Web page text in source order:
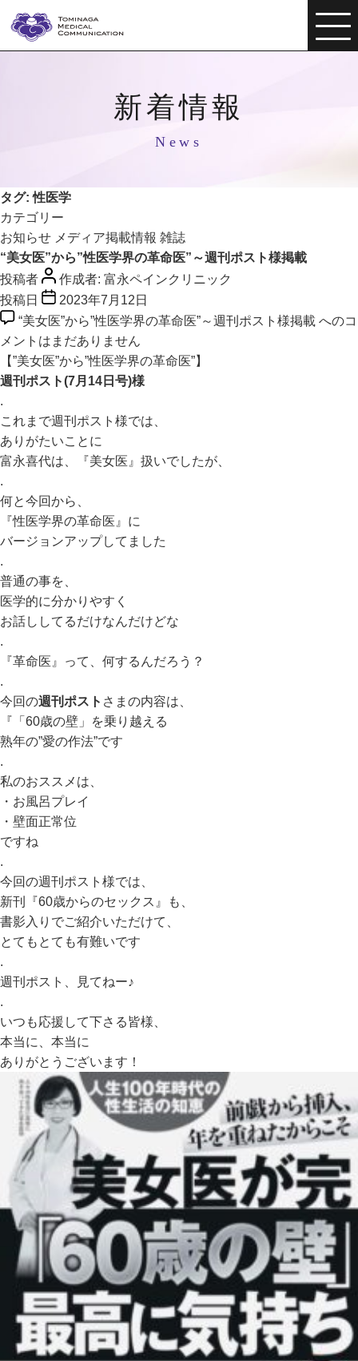
新着情報
News
タグ: 性医学
カテゴリー
お知らせ メディア掲載情報 雑誌
“美女医”から”性医学界の革命医”～週刊ポスト様掲載
投稿者
作成者: 富永ペインクリニック
投稿日
2023年7月12日
“美女医”から”性医学界の革命医”～週刊ポスト様掲載 へのコ
メントはまだありません
【”美女医”から”性医学界の革命医”】
週刊ポスト(7月14日号)様
.
これまで週刊ポスト様では、
ありがたいことに
富永喜代は、『美女医』扱いでしたが、
.
何と今回から、
『性医学界の革命医』に
バージョンアップしてました
.
普通の事を、
医学的に分かりやすく
お話ししてるだけなんだけどな
.
『革命医』って、何するんだろう？
.
今回の週刊ポスト さまの内容は、
『「60歳の壁」を乗り越える
熟年の”愛の作法”です
.
私のおススメは、
・お風呂プレイ
・壁面正常位
ですね
.
今回の週刊ポスト様では、
新刊『60歳からのセックス』も、
書影入りでご紹介いただけて、
とてもとても有難いです
.
週刊ポスト、見てねー♪
.
いつも応援して下さる皆様、
本当に、本当に
ありがとうございます！